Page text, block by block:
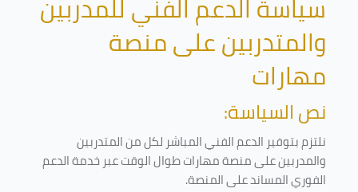
والمتدربين على منصة
مهارات
نص السياسة:
نلتزم بتوفير الدعم الفني المباشر لكل من المتدربين
والمدربين على منصة مهارات طوال الوقت عبر خدمة الدعم
الفوري المساند على المنصة.